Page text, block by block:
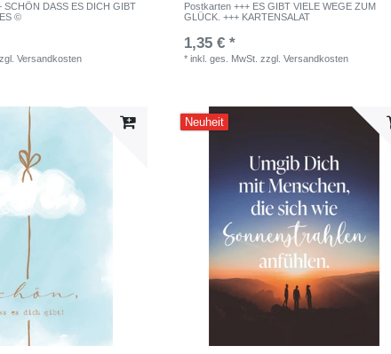
SCHÖN DASS ES DICH GIBT
©
Versandkosten
Postkarten +++ ES GIBT VIELE WEGE ZUM
GLÜCK. +++ KARTENSALAT
1,35 € *
*inkl. ges. MwSt. zzgl.Versandkosten
Neuheit